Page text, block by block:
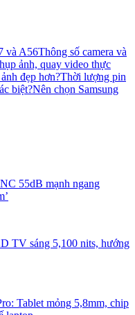
và A56Thông số camera và
ảnh, quay video thực
đẹp hơn?Thời lượng pin
biệt?Nên chọn Samsung
55dB mạnh ngang
TV sáng 5,100 nits, hướng
Tablet mỏng 5,8mm, chip